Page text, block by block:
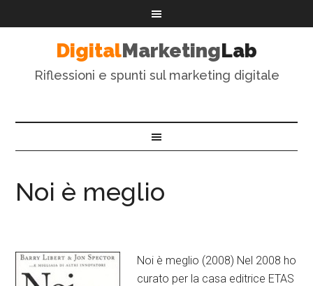
DigitalMarketingLab
Riflessioni e spunti sul marketing digitale
Noi è meglio
Noi è meglio (2008) Nel 2008 ho
curato per la casa editrice ETAS